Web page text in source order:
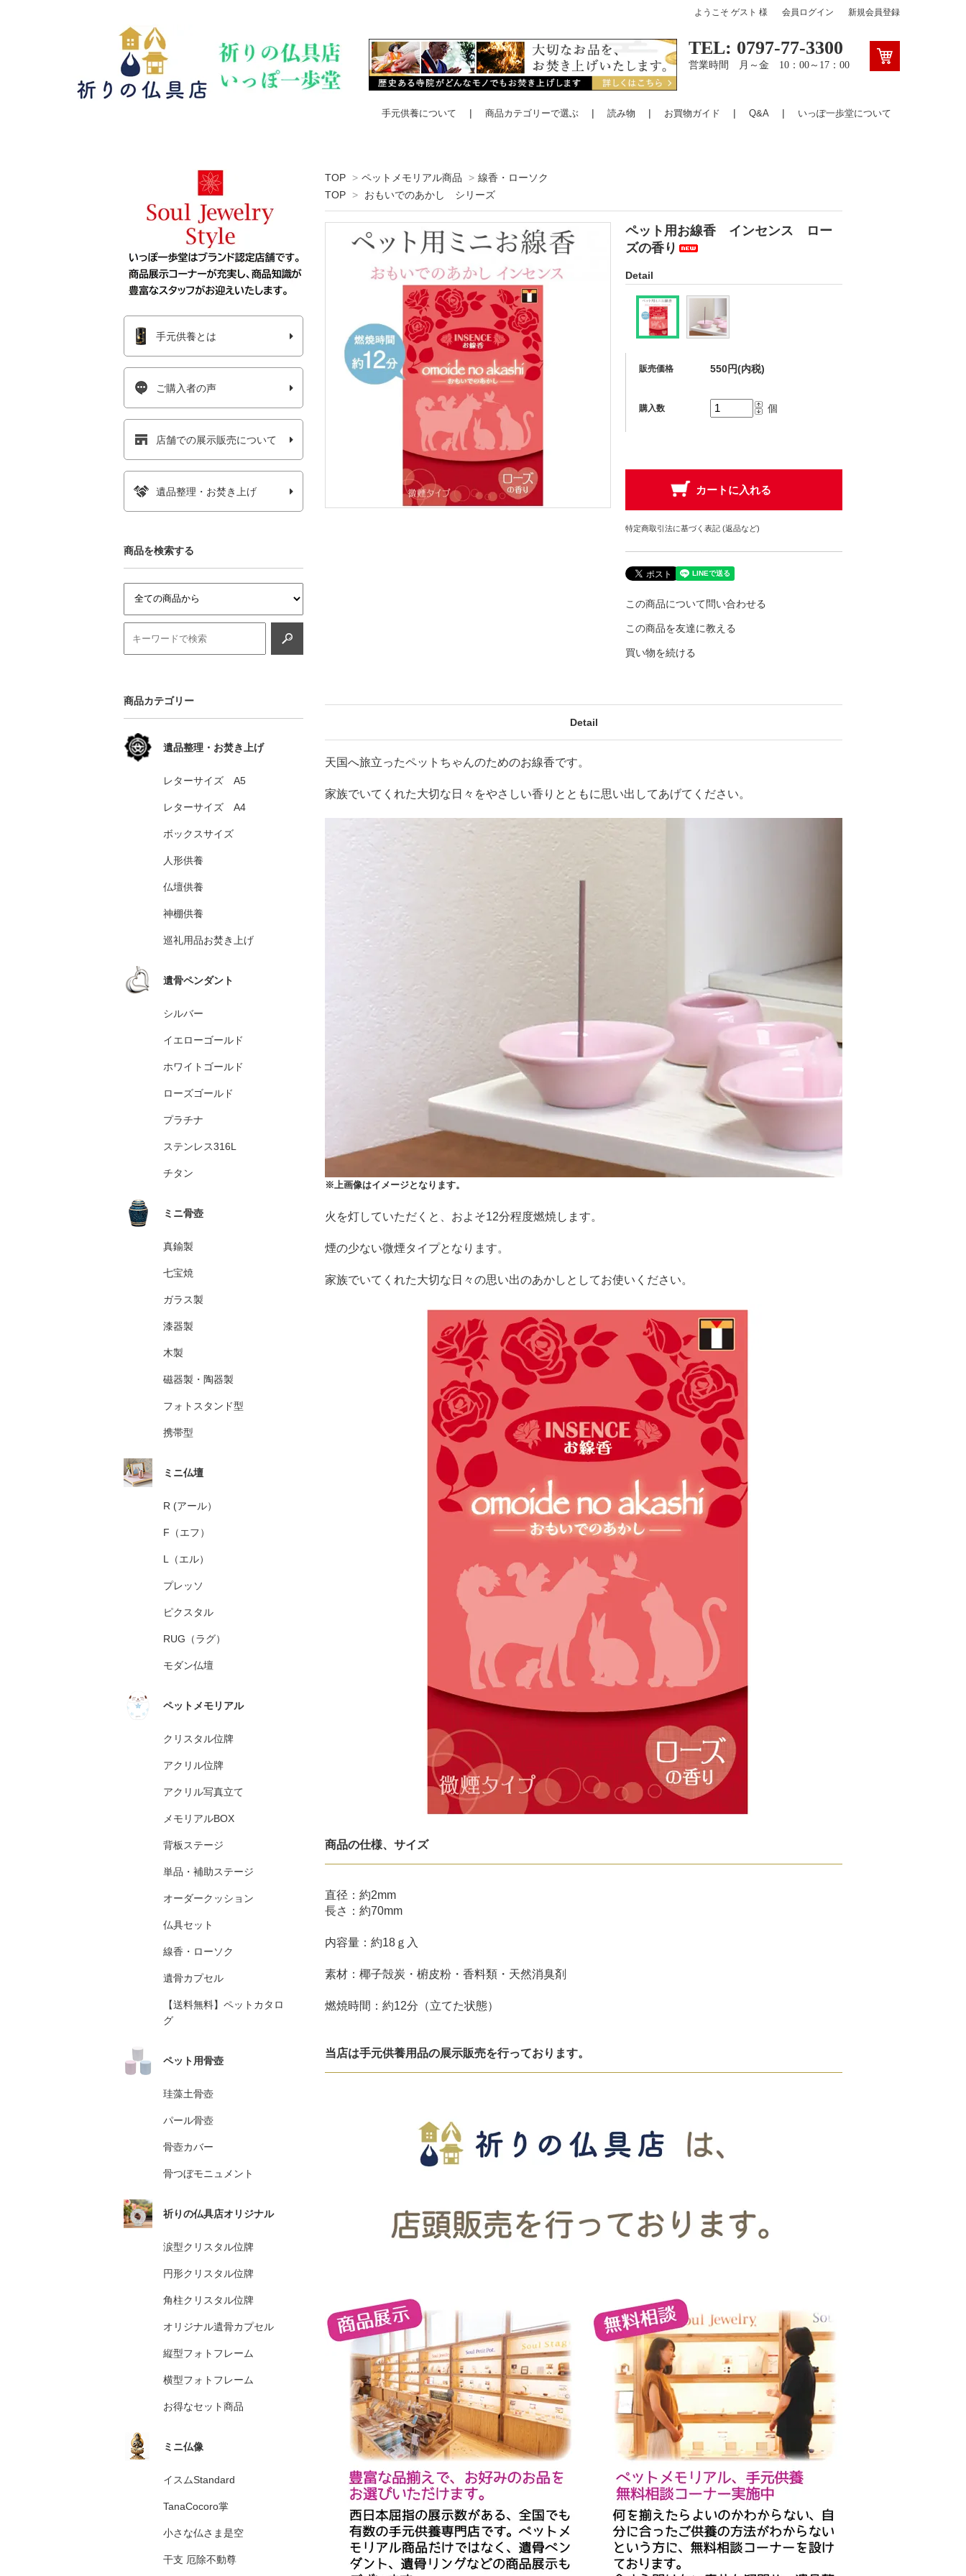
ようこそ ゲスト 様 会員ログイン 新規会員登録
TEL: 0797-77-3300
営業時間 月～金 10：00～17：00
手元供養について 商品カテゴリーで選ぶ 読み物 お買物ガイド Q&A いっぽ一歩堂について
TOP > ペットメモリアル商品 > 線香・ローソク
TOP > おもいでのあかし シリーズ
ペット用お線香 インセンス ロー
ズの香り
Detail
販売価格 550円(内税)
購入数 個
特定商取引法に基づく表記 (返品など)
この商品について問い合わせる
この商品を友達に教える
買い物を続ける
Detail
天国へ旅立ったペットちゃんのためのお線香です。
家族でいてくれた大切な日々をやさしい香りとともに思い出してあげてください。
※上画像はイメージとなります。
火を灯していただくと、およそ12分程度燃焼します。
煙の少ない微煙タイプとなります。
家族でいてくれた大切な日々の思い出のあかしとしてお使いください。
商品の仕様、サイズ
直径：約2mm
長さ：約70mm
内容量：約18ｇ入
素材：椰子殻炭・椨皮粉・香料類・天然消臭剤
燃焼時間：約12分（立てた状態）
当店は手元供養用品の展示販売を行っております。
手元供養とは
ご購入者の声
店舗での展示販売について
遺品整理・お焚き上げ
商品を検索する
商品カテゴリー
遺品整理・お焚き上げ
レターサイズ A5
レターサイズ A4
ボックスサイズ
人形供養
仏壇供養
神棚供養
巡礼用品お焚き上げ
遺骨ペンダント
シルバー
イエローゴールド
ホワイトゴールド
ローズゴールド
プラチナ
ステンレス316L
チタン
ミニ骨壺
真鍮製
七宝焼
ガラス製
漆器製
木製
磁器製・陶器製
フォトスタンド型
携帯型
ミニ仏壇
R (アール）
F（エフ）
L（エル）
プレッソ
ピクスタル
RUG（ラグ）
モダン仏壇
ペットメモリアル
クリスタル位牌
アクリル位牌
アクリル写真立て
メモリアルBOX
背板ステージ
単品・補助ステージ
オーダークッション
仏具セット
線香・ローソク
遺骨カプセル
【送料無料】ペットカタロ
グ
ペット用骨壺
珪藻土骨壺
パール骨壺
骨壺カバー
骨つぼモニュメント
祈りの仏具店オリジナル
涙型クリスタル位牌
円形クリスタル位牌
角柱クリスタル位牌
オリジナル遺骨カプセル
縦型フォトフレーム
横型フォトフレーム
お得なセット商品
ミニ仏像
イスムStandard
TanaCocoro掌
小さな仏さま是空
干支 厄除不動尊